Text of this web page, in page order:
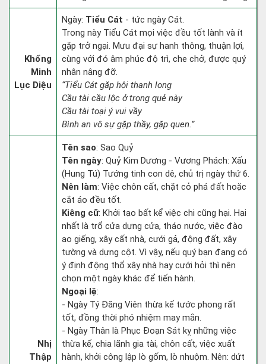
Khổng
Minh
Lục Diệu
Ngày: Tiểu Cát - tức ngày Cát.
Trong này Tiểu Cát mọi việc đều tốt lành và ít
gặp trở ngại. Mưu đại sự hanh thông, thuận lợi,
cùng với đó âm phúc độ trì, che chở, được quý
nhân nâng đỡ.
“Tiểu Cát gặp hội thanh long
Cầu tài cầu lộc ở trong quẻ này
Cầu tài toại ý vui vầy
Bình an vô sự gặp thầy, gặp quen.”
Nhị
Thập
Tên sao: Sao Quỷ
Tên ngày: Quỷ Kim Dương - Vương Phách: Xấu
(Hung Tú) Tướng tinh con dê, chủ trị ngày thứ 6.
Nên làm: Việc chôn cất, chặt cỏ phá đất hoặc
cắt áo đều tốt.
Kiêng cữ: Khởi tạo bất kể việc chi cũng hại. Hại
nhất là trổ cửa dựng cửa, tháo nước, việc đào
ao giếng, xây cất nhà, cưới gả, động đất, xây
tường và dựng cột. Vì vậy, nếu quý bạn đang có
ý định động thổ xây nhà hay cưới hỏi thì nên
chọn một ngày khác để tiến hành.
Ngoại lệ:
- Ngày Tý Đăng Viên thừa kế tước phong rất
tốt, đồng thời phó nhiệm may mắn.
- Ngày Thân là Phục Đoạn Sát kỵ những việc
thừa kế, chia lãnh gia tài, chôn cất, việc xuất
hành, khởi công lập lò gốm, lò nhuộm. Nên: dứt